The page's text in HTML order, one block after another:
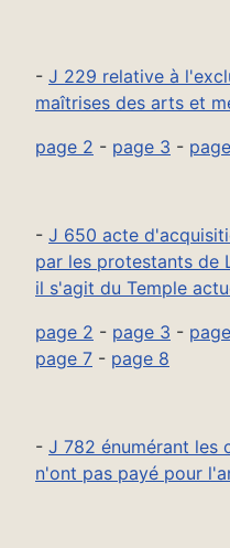
- J 229 relative à
maîtrises des arts et
page 2 - page 3 -
- J 650 acte
par les protestants de
il s'agit du Temple
page 2 - page 3 -
page 7 - page 8
- J 782 énumérant les
n'ont pas payé pour